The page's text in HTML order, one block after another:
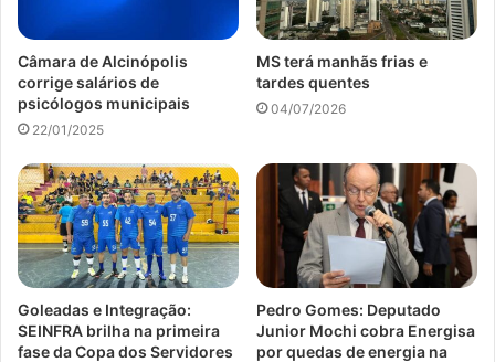
Câmara de Alcinópolis
corrige salários de
psicólogos municipais
22/01/2025
MS terá manhãs frias e
tardes quentes
04/07/2026
Goleadas e Integração:
SEINFRA brilha na primeira
fase da Copa dos Servidores
Pedro Gomes: Deputado
Junior Mochi cobra Energisa
por quedas de energia na